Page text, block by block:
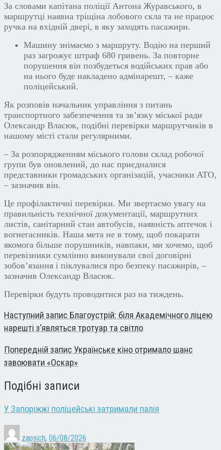
За словами капітана поліції Антона Журавського, в
маршрутці наявна тріщіна лобового скла та не працює
ручка на вхідній двері, в яку заходять пасажири.
Машину знімаємо з маршруту. Водію на перший
раз загрожує штраф 680 гривень. За повторне
порушення він позбудеться водійських прав або
на нього буде накладено адмінарешт, – каже
поліцейський.
Як розповів начальник управління з питань
транспортного забезпечення та зв’язку міської ради
Олександр Власюк, подібні перевірки маршрутчиків в
нашому місті стали регулярними.
– За розпорядженням міського голови склад робочої
групи був оновлений, до нас приєдналися
представники громадських організацій, учасники АТО,
– зазначив він.
Це профілактичні перевірки. Ми звертаємо увагу на
правильність технічної документації, маршрутних
листів, санітарний стан автобусів, наявність аптечок і
вогнегасників. Наша мета не в тому, щоб покарати
якомога більше порушників, навпаки, ми хочемо, щоб
перевізники сумлінно виконували свої договірні
зобов’язання і піклувалися про безпеку пасажирів, –
зазначив Олександр Власюк.
Перевірки будуть проводитися раз на тиждень.
Наступний запис Благоустрій: біля Академічного ліцею
нарешті з’являться тротуар та світло
Попередній запис Українське кіно отримало шанс
завоювати «Оскар»
Подібні записи
У Запоріжжі поліцейські затримали палія
zapsich, 06/08/2026